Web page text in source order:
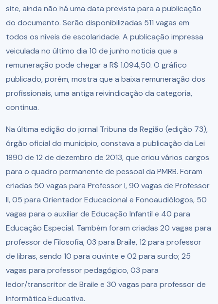
site, ainda não há uma data prevista para a publicação
do documento. Serão disponibilizadas 511 vagas em
todos os níveis de escolaridade. A publicação impressa
veiculada no último dia 10 de junho noticia que a
remuneração pode chegar a R$ 1.094,50. O gráfico
publicado, porém, mostra que a baixa remuneração dos
profissionais, uma antiga reivindicação da categoria,
continua.
Na última edição do jornal Tribuna da Região (edição 73),
órgão oficial do município, constava a publicação da Lei
1890 de 12 de dezembro de 2013, que criou vários cargos
para o quadro permanente de pessoal da PMRB. Foram
criadas 50 vagas para Professor I, 90 vagas de Professor
II, 05 para Orientador Educacional e Fonoaudiólogos, 50
vagas para o auxiliar de Educação Infantil e 40 para
Educação Especial. Também foram criadas 20 vagas para
professor de Filosofia, 03 para Braile, 12 para professor
de libras, sendo 10 para ouvinte e 02 para surdo; 25
vagas para professor pedagógico, 03 para
ledor/transcritor de Braile e 30 vagas para professor de
Informática Educativa.